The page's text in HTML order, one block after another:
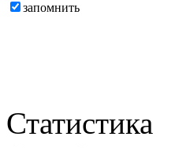
запомнить
Статистика